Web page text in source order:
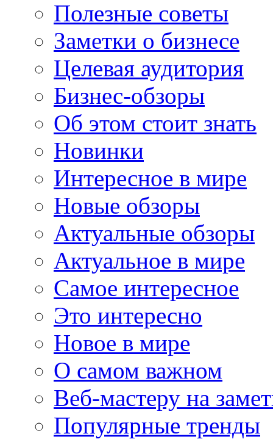
Полезные советы
Заметки о бизнесе
Целевая аудитория
Бизнес-обзоры
Об этом стоит знать
Новинки
Интересное в мире
Новые обзоры
Актуальные обзоры
Актуальное в мире
Самое интересное
Это интересно
Новое в мире
О самом важном
Веб-мастеру на
Популярные тренды